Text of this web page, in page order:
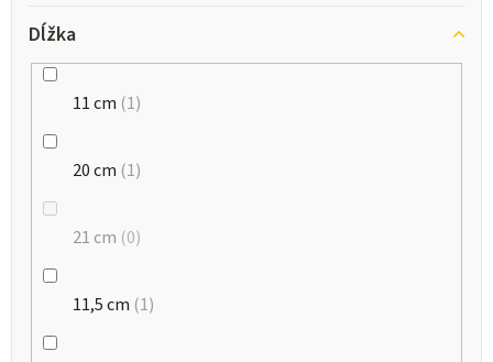
Dĺžka
11 cm 1
20 cm 1
21 cm 0
11,5 cm 1